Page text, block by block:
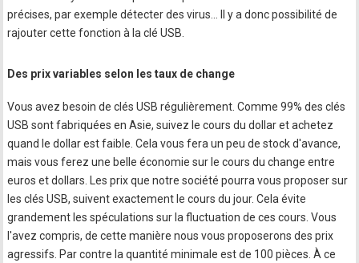
précises, par exemple détecter des virus... Il y a donc possibilité de
rajouter cette fonction à la clé USB.
Des prix variables selon les taux de change
Vous avez besoin de clés USB régulièrement. Comme 99% des clés
USB sont fabriquées en Asie, suivez le cours du dollar et achetez
quand le dollar est faible. Cela vous fera un peu de stock d'avance,
mais vous ferez une belle économie sur le cours du change entre
euros et dollars. Les prix que notre société pourra vous proposer sur
les clés USB, suivent exactement le cours du jour. Cela évite
grandement les spéculations sur la fluctuation de ces cours. Vous
l'avez compris, de cette manière nous vous proposerons des prix
agressifs. Par contre la quantité minimale est de 100 pièces. À ce